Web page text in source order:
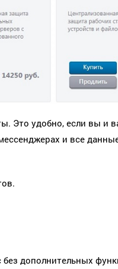
Это удобно, если вы и
и все
дополнительных